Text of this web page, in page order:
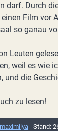
darf. Durch
Film vor
so ganau
Leuten
weil es wie
und die
zu lesen!
maximilya- Stand: